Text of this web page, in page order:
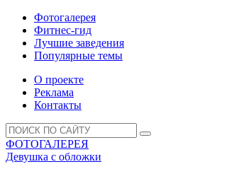
Фотогалерея
Фитнес-гид
Лучшие заведения
Популярные темы
О проекте
Реклама
Контакты
ФОТОГАЛЕРЕЯ
Девушка с обложки